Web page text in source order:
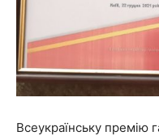
Всеукраїнську премію